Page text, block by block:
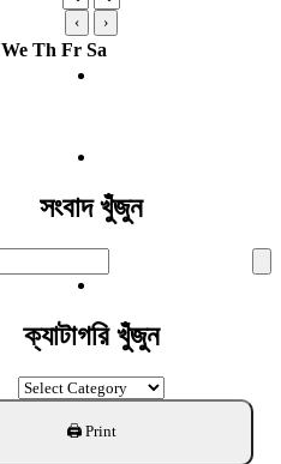
‹ ›
We Th Fr Sa
সংবাদ খুঁজুন
ক্যাটাগরি খুঁজুন
ক্যাটাগরি
খুঁজুন